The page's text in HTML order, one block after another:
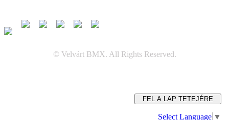
FEL A LAP TETEJÉRE
Select Language ▼
© Velvárt BMX. All Rights Reserved.